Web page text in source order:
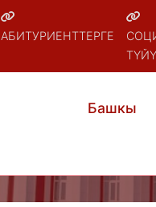
АБИТУРИЕНТТЕРГЕ
Башкы